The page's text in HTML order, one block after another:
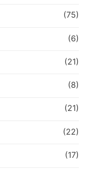
(75)
(6)
(21)
(8)
(21)
(22)
(17)